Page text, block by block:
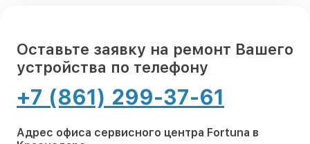
Оставьте заявку на ремонт Вашего
устройства по телефону
+7 (861) 299-37-61
Адрес офиса сервисного центра Fortuna в